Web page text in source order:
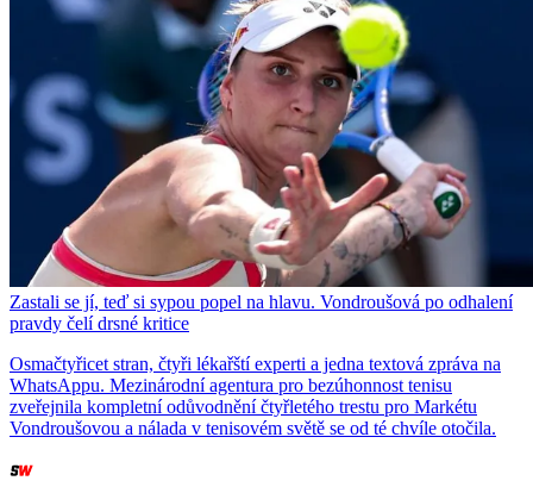
Zastali se jí, teď si sypou popel na hlavu. Vondroušová po odhalení
pravdy čelí drsné kritice
Osmačtyřicet stran, čtyři lékařští experti a jedna textová zpráva na
WhatsAppu. Mezinárodní agentura pro bezúhonnost tenisu
zveřejnila kompletní odůvodnění čtyřletého trestu pro Markétu
Vondroušovou a nálada v tenisovém světě se od té chvíle otočila.